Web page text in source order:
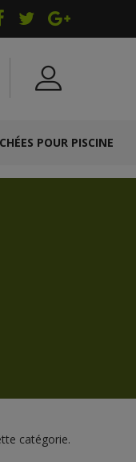
POUR PISCINE
catégorie.